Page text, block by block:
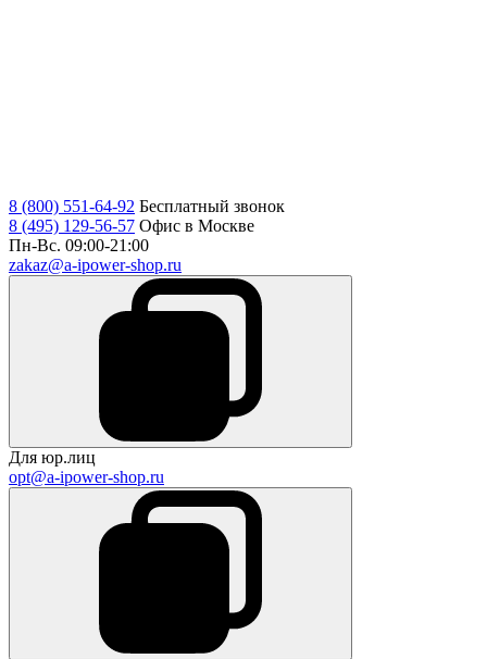
8 (800) 551-64-92 Бесплатный звонок
8 (495) 129-56-57 Офис в Москве
Пн-Вс. 09:00-21:00
zakaz@a-ipower-shop.ru
Для юр.лиц
opt@a-ipower-shop.ru